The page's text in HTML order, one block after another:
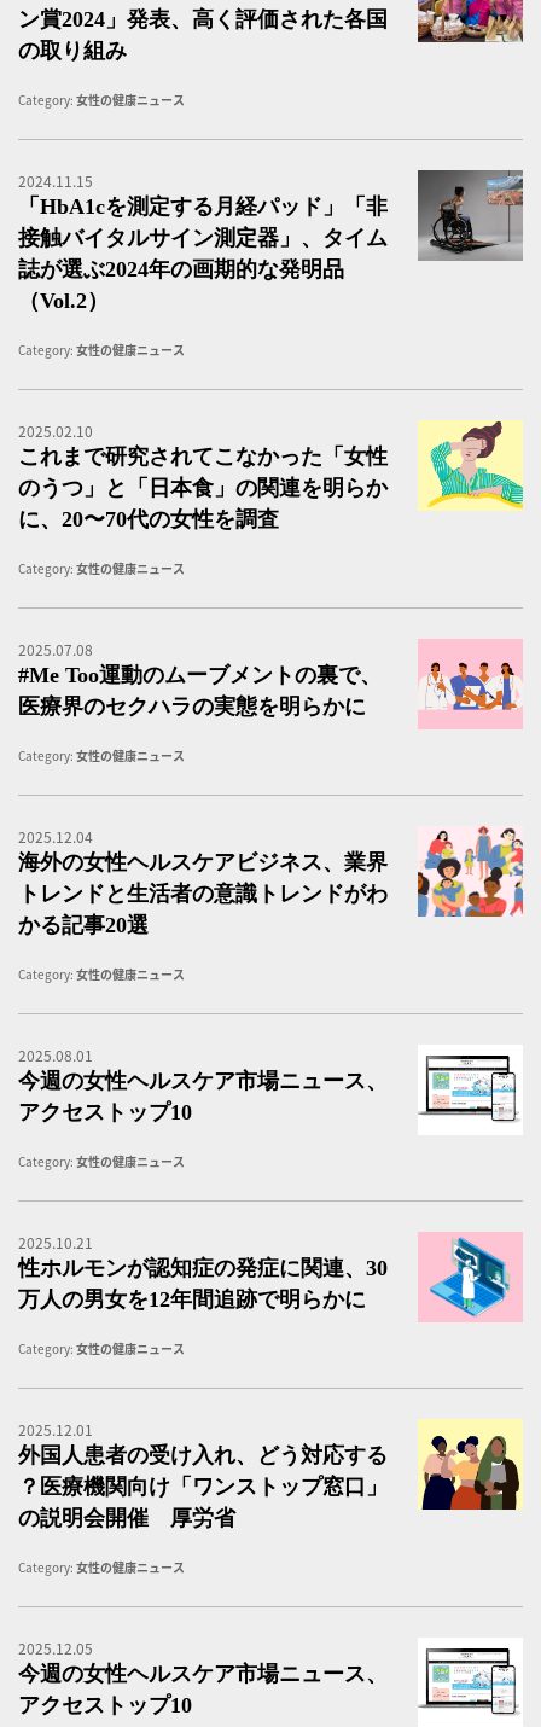
ン賞2024」発表、高く評価された各国
の取り組み
Category: 女性の健康ニュース
2024.11.15
「HbA1cを測定する月経パッド」「非
接触バイタルサイン測定器」、タイム
誌が選ぶ2024年の画期的な発明品
（vol.2）
Category: 女性の健康ニュース
2025.02.10
これまで研究されてこなかった「女性
のうつ」と「日本食」の関連を明らか
に、20〜70代の女性を調査
Category: 女性の健康ニュース
2025.07.08
#Me Too運動のムーブメントの裏で、
医療界のセクハラの実態を明らかに
Category: 女性の健康ニュース
2025.12.04
海外の女性ヘルスケアビジネス、業界
トレンドと生活者の意識トレンドがわ
かる記事20選
Category: 女性の健康ニュース
2025.08.01
今週の女性ヘルスケア市場ニュース、
アクセストップ10
Category: 女性の健康ニュース
2025.10.21
性ホルモンが認知症の発症に関連、30
万人の男女を12年間追跡で明らかに
Category: 女性の健康ニュース
2025.12.01
外国人患者の受け入れ、どう対応する
？医療機関向け「ワンストップ窓口」
の説明会開催 厚労省
Category: 女性の健康ニュース
2025.12.05
今週の女性ヘルスケア市場ニュース、
アクセストップ10